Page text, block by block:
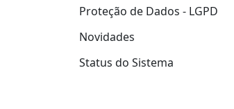
Proteção de Dados - LGPD
Novidades
Status do Sistema